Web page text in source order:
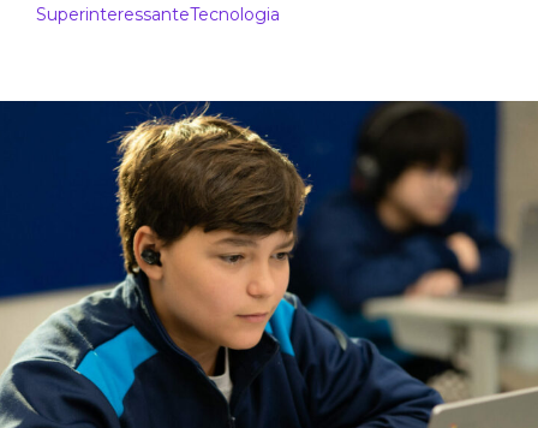
SuperinteressanteTecnologia